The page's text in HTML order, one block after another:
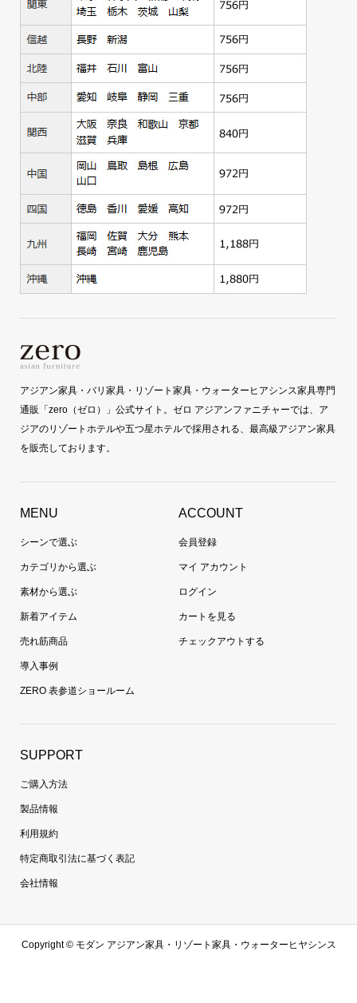
アジアン家具・バリ家具・リゾート家具・ウォーターヒアシンス家具専門
通販「zero（ゼロ）」公式サイト。ゼロ アジアンファニチャーでは、ア
ジアのリゾートホテルや五つ星ホテルで採用される、最高級アジアン家具
を販売しております。
MENU
シーンで選ぶ
カテゴリから選ぶ
素材から選ぶ
新着アイテム
売れ筋商品
導入事例
ZERO 表参道ショールーム
ACCOUNT
会員登録
マイ アカウント
ログイン
カートを見る
チェックアウトする
SUPPORT
ご購入方法
製品情報
利用規約
特定商取引法に基づく表記
会社情報
Copyright ©モダン アジアン家具・リゾート家具・ウォーターヒヤシンス